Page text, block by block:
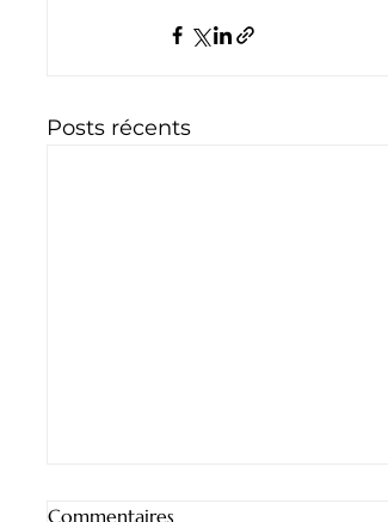
Posts récents
Commentaires